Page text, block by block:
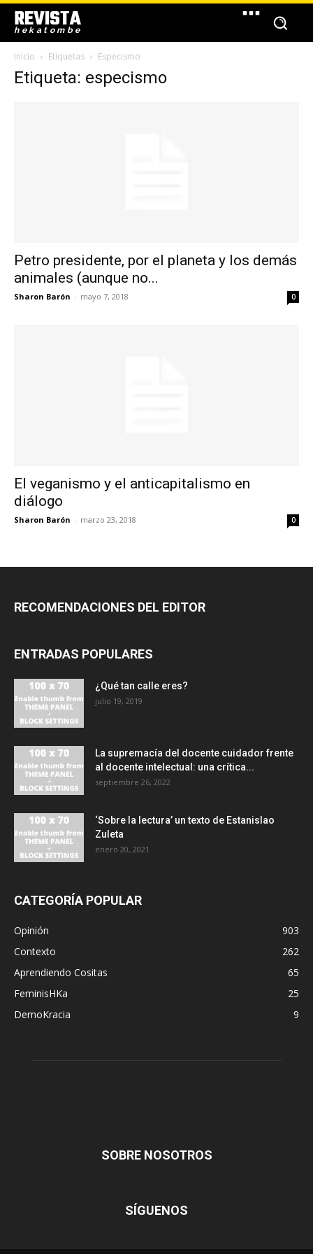
REVISTA
hekatombe
Inicio Etiquetas Especismo
Etiqueta: especismo
Petro presidente, por el planeta y los demás
animales (aunque no...
Sharon Barón - mayo 7, 2018 0
El veganismo y el anticapitalismo en
diálogo
Sharon Barón - marzo 23, 2018 0
RECOMENDACIONES DEL EDITOR
ENTRADAS POPULARES
¿Qué tan calle eres?
julio 19, 2019
La supremacía del docente cuidador frente
al docente intelectual: una crítica...
septiembre 26, 2022
‘Sobre la lectura’ un texto de Estanislao
Zuleta
enero 20, 2021
CATEGORÍA POPULAR
Opinión
903
Contexto
262
Aprendiendo Cositas
65
FeminisHKa
25
DemoKracia
9
SOBRE NOSOTROS
SÍGUENOS